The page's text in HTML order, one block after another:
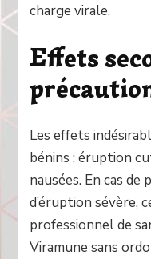
charge virale.
Effets
Les effets
bénins : éruption
nausées. En cas
d’éruption sévère,
professionnel de
Viramune sans